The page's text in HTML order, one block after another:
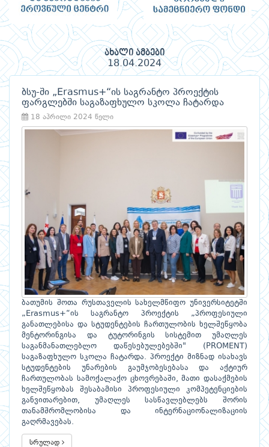
ახალი ამბები
18.04.2024
ბსუ-ში „Erasmus+“ის საგრანტო პროექტის
ფარგლებში საგაზაფხულო სკოლა ჩატარდა
18 აპრილი 2024 წელი
ბათუმის შოთა რუსთაველის სახელმწიფო უნივერსიტეტში
„Erasmus+“ის საგრანტო პროექტის „პროფესიული
განათლებისა და სტუდენტების ჩართულობის ხელშეწყობა
მენტორინგისა და ტუტორინგის სისტემით უმაღლეს
საგანმანათლებლო დაწესებულებებში" (PROMENT)
საგაზაფხულო სკოლა ჩატარდა. პროექტი მიზნად ისახავს
სტუდენტების უნარების გაუმჯობესებასა და აქტიურ
ჩართულობას სამოქალაქო ცხოვრებაში, მათი დასაქმების
ხელშეწყობას შესაბამისი პროფესიული კომპეტენციების
განვითარებით, უმაღლეს სასწავლებლებს შორის
თანამშრომლობისა და ინტერნაციონალიზაციის
გაღრმავებას.
სრულად